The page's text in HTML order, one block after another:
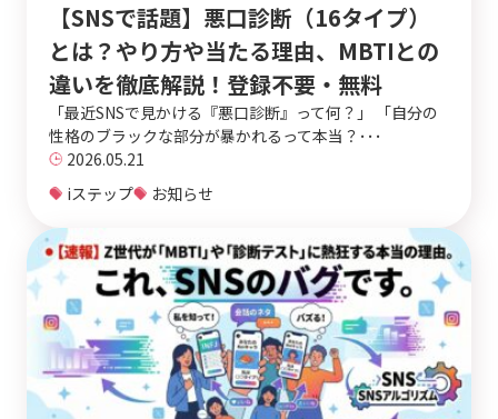
【SNSで話題】悪口診断（16タイプ）
とは？やり方や当たる理由、MBTIとの
違いを徹底解説！登録不要・無料
「最近SNSで見かける『悪口診断』って何？」 「自分の
性格のブラックな部分が暴かれるって本当？･･･
2026.05.21
iステップ
お知らせ